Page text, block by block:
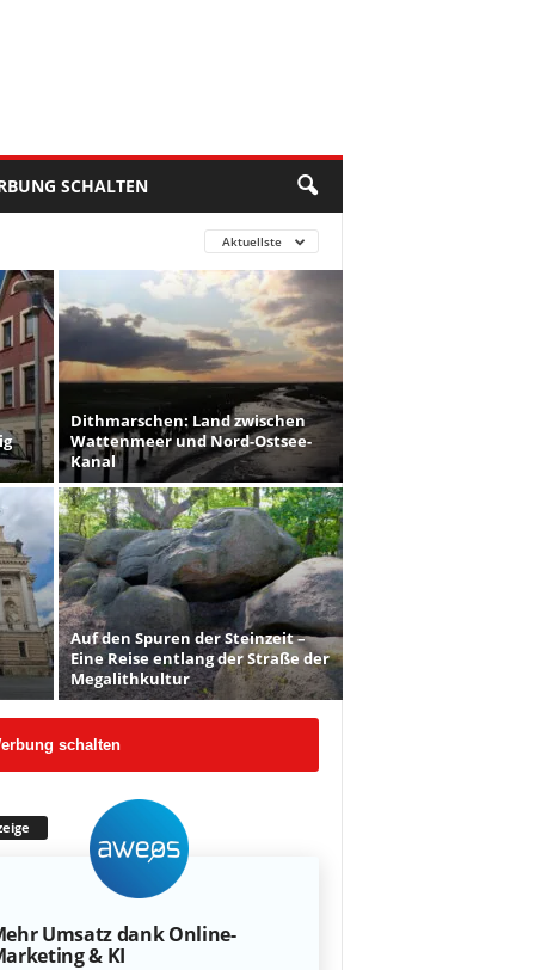
SCHALTEN
Aktuellste
Dithmarschen: Land zwischen
Wattenmeer und Nord-Ostsee-
Kanal
Auf den Spuren der Steinzeit –
Eine Reise entlang der Straße der
Megalithkultur
schalten
Umsatz dank Online-
& KI